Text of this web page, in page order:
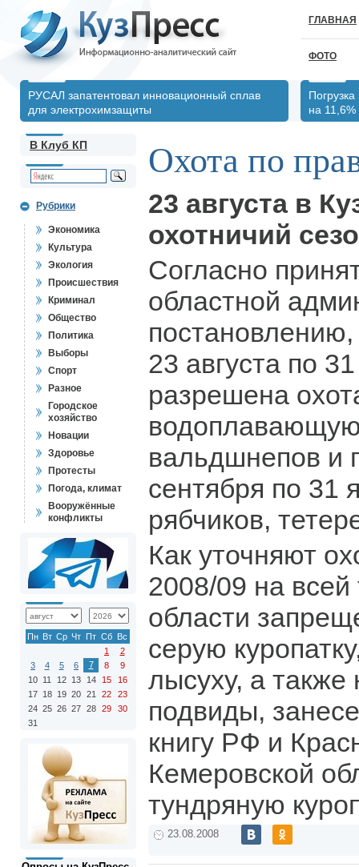
ГЛАВНАЯ
ФОТО
РУСАЛ запатентовал инновационный сплав
для электрохимзащиты
на 11,6%
В Клуб КП
Рубрики
Экономика
Культура
Экология
Происшествия
Криминал
Общество
Политика
Выборы
Спорт
Разное
Городское
хозяйство
Новации
Здоровье
Протесты
Погода, климат
Вооружённые
конфликты
Пн Вт Ср Чт Пт Сб Вс
1
2
3
4 5 6 7 8
9
10 11 12 13 14 15
16
17 18 19 20 21 22
23
24 25 26 27 28 29
30
31
Охота по
23 августа в
охотничий
Согласно
областной
23 августа по
разрешена
вальдшнепов и
сентября по 31
рябчиков,
Как уточняют
2008/09 на всей
области
серую
лысуху, а
подвиды,
книгу РФ и
Кемеровской
тундряную
23.08.2008